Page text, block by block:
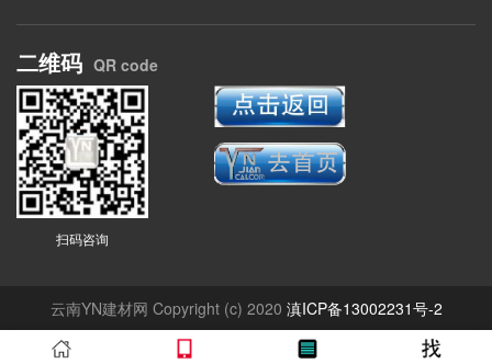
江,易门,通海,江川,
元江,新平,峨山,保
山,施甸,昌宁,龙陵,
腾冲,昭通,昭阳,永
善,绥江,镇雄,大关,
盐津,巧家,彝良,威
信,水富,鲁甸,丽江,
玉龙,华坪,永胜,宁
蒗,思茅,翠云,普洱,
孟连,临沧,临翔,镇
康,凤庆,云县,永德,
双江,沧源,耿马,楚
二维码 QR code
扫码咨询
云南YN建材网 Copyright (c) 2020 滇ICP备13002231号-2